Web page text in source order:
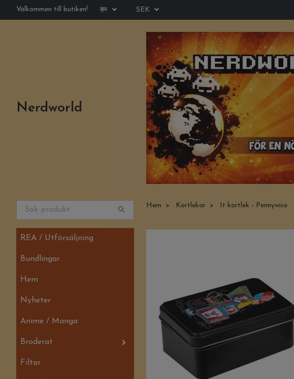
Välkommen till butiken! SEK
Nerdworld
REA / Utförsäljning
Bundlingar
Hem
Nyheter
Anime / Manga
Broderat
Filtar
Hem Kortlekar It kortlek - Pennywise